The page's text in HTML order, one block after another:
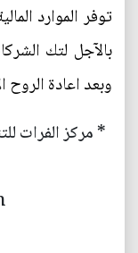
توفر الموارد
بالآجل لتك
وبعد اعادة الروح